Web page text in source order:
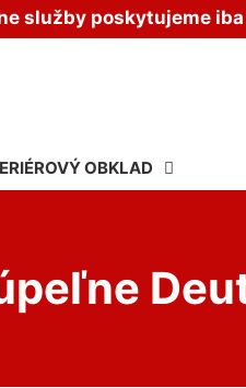
služby poskytujeme
OBKLAD